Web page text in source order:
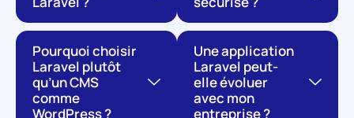
Pourquoi choisir
Laravel plutôt
qu’un CMS
comme
WordPress ?
Une application
Laravel peut-
elle évoluer
avec mon
entreprise ?